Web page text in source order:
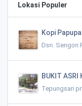
Lokasi Populer
Kopi
Dsn. Sengon
BUKIT ASRI
Tepungsari